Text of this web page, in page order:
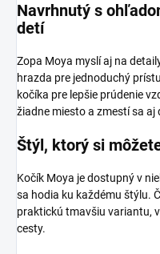
Navrhnutý s
detí
Zopa Moya myslí aj na
hrazda pre jednoduchý
kočíka pre lepšie prúdenie
žiadne miesto a zmestí sa
Štýl, ktorý si
Kočík Moya je dostupný v
sa hodia ku každému štýlu.
praktickú tmavšiu variantu,
cesty.